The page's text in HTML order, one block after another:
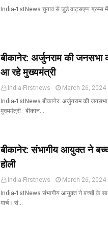
India-1stNews चुनाव से जुड़े वाट्सएप्प ग्रुप्स
बीकानेर: अर्जुनराम की
आ रहे मुख्यमंत्री
India-Firstnews
March 26, 2024
India-1stNews बीकानेर: अर्जुनराम की
मुख्यमंत्री बीकान…
बीकानेर: संभागीय आयुक्त ने
होली
India-Firstnews
March 26, 2024
India-1stNews संभागीय आयुक्त ने बच्चों के
मार्च। सं…